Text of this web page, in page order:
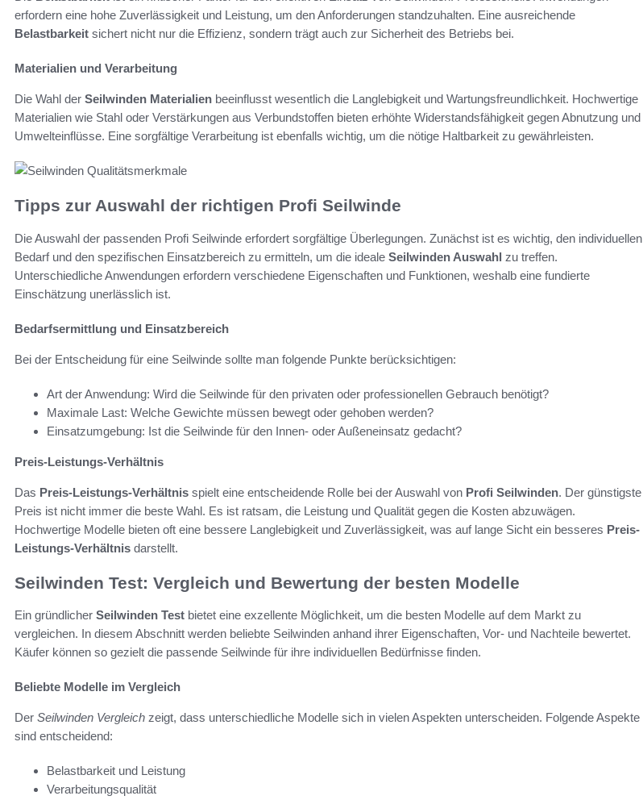
erfordern eine hohe Zuverlässigkeit und Leistung, um den Anforderungen standzuhalten. Eine ausreichende
Belastbarkeit sichert nicht nur die Effizienz, sondern trägt auch zur Sicherheit des Betriebs bei.
Materialien und Verarbeitung
Die Wahl der Seilwinden Materialien beeinflusst wesentlich die Langlebigkeit und Wartungsfreundlichkeit. Hochwertige
Materialien wie Stahl oder Verstärkungen aus Verbundstoffen bieten erhöhte Widerstandsfähigkeit gegen Abnutzung und
Umwelteinflüsse. Eine sorgfältige Verarbeitung ist ebenfalls wichtig, um die nötige Haltbarkeit zu gewährleisten.
Tipps zur Auswahl der richtigen Profi Seilwinde
Die Auswahl der passenden Profi Seilwinde erfordert sorgfältige Überlegungen. Zunächst ist es wichtig, den individuellen
Bedarf und den spezifischen Einsatzbereich zu ermitteln, um die ideale Seilwinden Auswahl zu treffen.
Unterschiedliche Anwendungen erfordern verschiedene Eigenschaften und Funktionen, weshalb eine fundierte
Einschätzung unerlässlich ist.
Bedarfsermittlung und Einsatzbereich
Bei der Entscheidung für eine Seilwinde sollte man folgende Punkte berücksichtigen:
Art der Anwendung: Wird die Seilwinde für den privaten oder professionellen Gebrauch benötigt?
Maximale Last: Welche Gewichte müssen bewegt oder gehoben werden?
Einsatzumgebung: Ist die Seilwinde für den Innen- oder Außeneinsatz gedacht?
Preis-Leistungs-Verhältnis
Das Preis-Leistungs-Verhältnis spielt eine entscheidende Rolle bei der Auswahl von Profi Seilwinden. Der günstigste
Preis ist nicht immer die beste Wahl. Es ist ratsam, die Leistung und Qualität gegen die Kosten abzuwägen.
Hochwertige Modelle bieten oft eine bessere Langlebigkeit und Zuverlässigkeit, was auf lange Sicht ein besseres Preis-
Leistungs-Verhältnis darstellt.
Seilwinden Test: Vergleich und Bewertung der besten Modelle
Ein gründlicher Seilwinden Test bietet eine exzellente Möglichkeit, um die besten Modelle auf dem Markt zu
vergleichen. In diesem Abschnitt werden beliebte Seilwinden anhand ihrer Eigenschaften, Vor- und Nachteile bewertet.
Käufer können so gezielt die passende Seilwinde für ihre individuellen Bedürfnisse finden.
Beliebte Modelle im Vergleich
Der Seilwinden Vergleich zeigt, dass unterschiedliche Modelle sich in vielen Aspekten unterscheiden. Folgende Aspekte
sind entscheidend:
Belastbarkeit und Leistung
Verarbeitungsqualität